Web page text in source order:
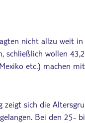
nicht allzu weit in
schließlich wollen
etc.) machen
zeigt sich die
Bei den 25-